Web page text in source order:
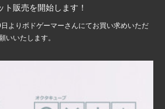
販売を開始します！
よりボドゲーマーさんにてお買い求めいただ
いいたします。